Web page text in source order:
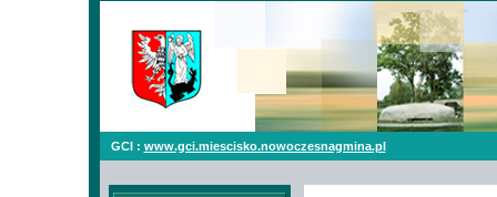
GCI : www.gci.miescisko.nowoczesnagmina.pl